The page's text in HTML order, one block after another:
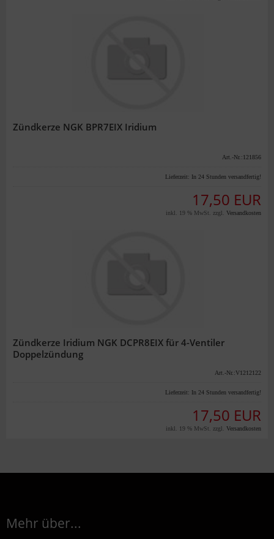
Zündkerze NGK BPR7EIX Iridium
Art.-Nr.:121856
Lieferzeit: In 24 Stunden versandfertig!
17,50 EUR
inkl. 19 % MwSt. zzgl. Versandkosten
Zündkerze Iridium NGK DCPR8EIX für 4-Ventiler
Doppelzündung
Art.-Nr.:V1212122
Lieferzeit: In 24 Stunden versandfertig!
17,50 EUR
inkl. 19 % MwSt. zzgl. Versandkosten
Mehr über...